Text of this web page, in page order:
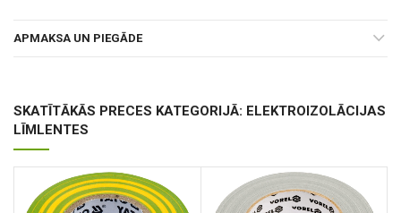
APMAKSA UN PIEGĀDE
SKATĪTĀKĀS PRECES KATEGORIJĀ: ELEKTROIZOLĀCIJAS
LĪMLENTES